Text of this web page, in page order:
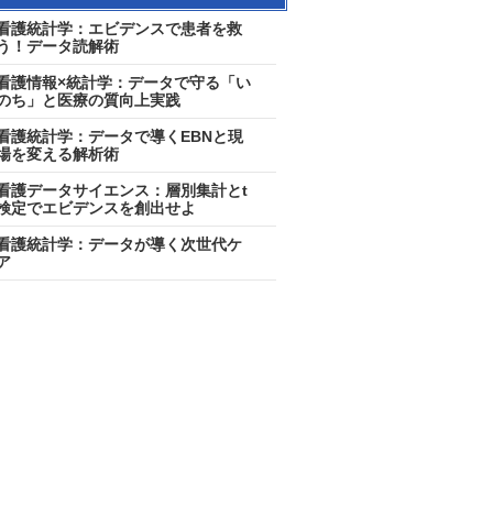
護統計学：エビデンスで患者を救
！データ読解術
護情報×統計学：データで守る「い
ち」と医療の質向上実践
護統計学：データで導くEBNと現
を変える解析術
護データサイエンス：層別集計とt
定でエビデンスを創出せよ
護統計学：データが導く次世代ケ